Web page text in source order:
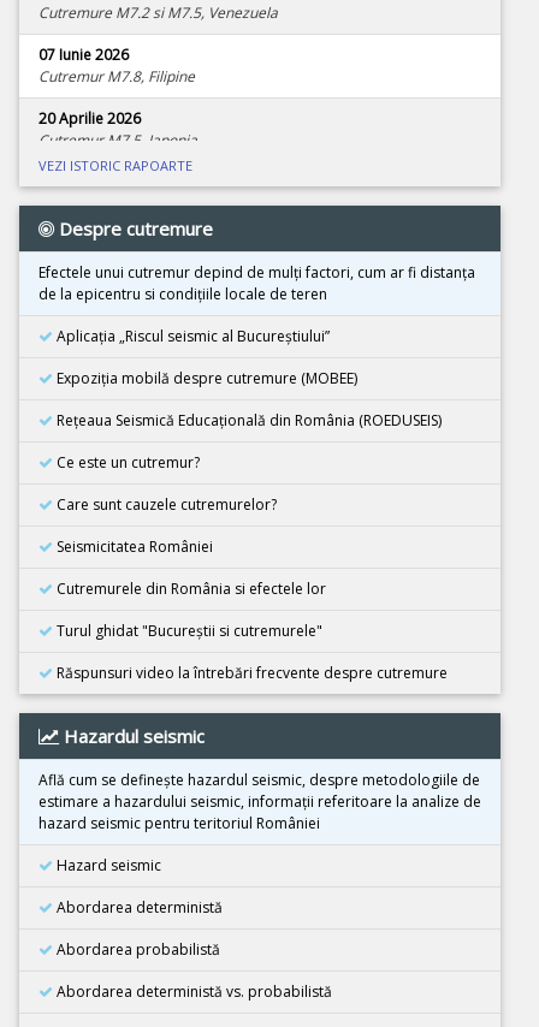
Cutremure M7.2 si M7.5, Venezuela
07 Iunie 2026
Cutremur M7.8, Filipine
20 Aprilie 2026
Cutremur M7.5, Japonia
08 Aprilie 2026
Cutremur M4.0, Zona seismica Vrancea
01 Aprilie 2026
Cutremur M7.4, Marea Molucca, Indonezia
30 Martie 2026
Cutremur M7.3, Vanuatu
24 Martie 2026
Cutremur M4.5, Zona seismica Vrancea
08 Decembrie 2025
Cutremur M5.5, Bangladesh
02 Noiembrie 2025
25 Octombrie 2025
Cutremur M4.2, Zona seismica Vrancea
25 Octombrie 2025
Cutremur M4.2, Zona seismica Vrancea
22 Octombrie 2025
Cutremur M4.2, Zona seismica Vrancea
Cutremur M7.4, Filipine
30 Septembrie 2025
VEZI ISTORIC RAPOARTE
Despre cutremure
Efectele unui cutremur depind de mulţi factori, cum ar fi distanţa
de la epicentru si condiţiile locale de teren
Aplicația „Riscul seismic al Bucureștiului”
Expoziţia mobilă despre cutremure (MOBEE)
Rețeaua Seismică Educațională din România (ROEDUSEIS)
Ce este un cutremur?
Care sunt cauzele cutremurelor?
Seismicitatea României
Cutremurele din România si efectele lor
Turul ghidat "Bucureştii si cutremurele"
Răspunsuri video la întrebări frecvente despre cutremure
Hazardul seismic
Află cum se defineşte hazardul seismic, despre metodologiile de
estimare a hazardului seismic, informaţii referitoare la analize de
hazard seismic pentru teritoriul României
Hazard seismic
Abordarea deterministă
Abordarea probabilistă
Abordarea deterministă vs. probabilistă